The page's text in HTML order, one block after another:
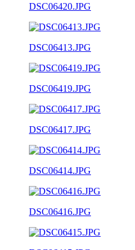
DSC06420.JPG
DSC06413.JPG
DSC06419.JPG
DSC06417.JPG
DSC06414.JPG
DSC06416.JPG